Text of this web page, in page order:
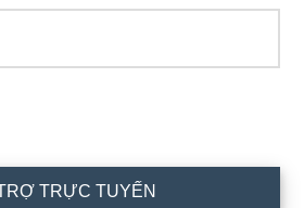
TRỰC TUYẾN